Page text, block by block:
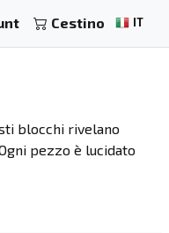
Cestino IT
blocchi rivelano
pezzo è lucidato